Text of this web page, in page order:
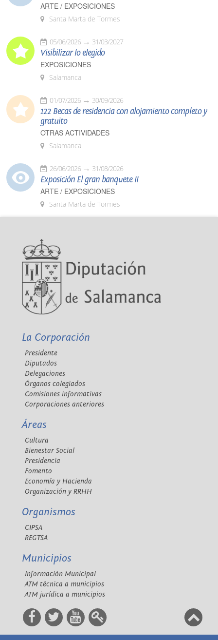
ARTE / EXPOSICIONES
Santa Marta de Tormes
05/06/2026 31/03/2027
Visibilizar lo elegido
EXPOSICIONES
Salamanca
01/07/2026 30/09/2026
122 Becas de residencia con alojamiento completo y
gratuito
OTRAS ACTIVIDADES
Salamanca
26/06/2026 31/08/2026
Exposición El gran banquete II
ARTE / EXPOSICIONES
Santa Marta de Tormes
La Corporación
Presidente
Diputados
Delegaciones
Órganos colegiados
Comisiones informativas
Corporaciones anteriores
Áreas
Cultura
Bienestar Social
Presidencia
Fomento
Economía y Hacienda
Organización y RRHH
Organismos
CIPSA
REGTSA
Municipios
Información Municipal
ATM técnica a municipios
ATM jurídica a municipios